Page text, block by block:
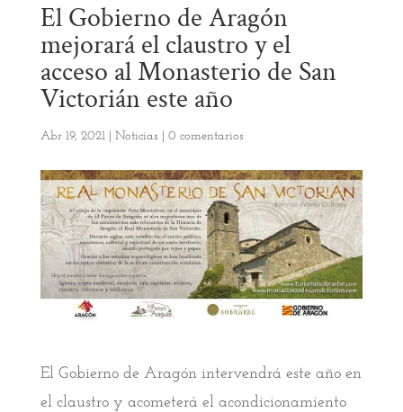
El Gobierno de Aragón
mejorará el claustro y el
acceso al Monasterio de San
Victorián este año
Abr 19, 2021| Noticias 0 comentarios
El Gobierno de Aragón intervendrá este año en
el claustro y acometerá el acondicionamiento